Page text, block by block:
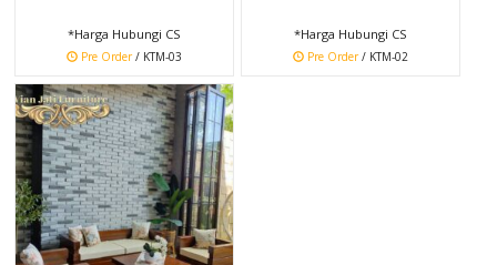
*Harga Hubungi CS
Pre Order/ KTM-03
*Harga Hubungi CS
Pre Order/ KTM-02